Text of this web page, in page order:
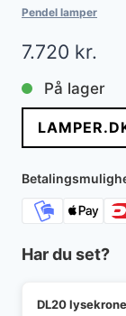
Pendel lamper
7.720 kr.
På lager
Har du set?
DL20